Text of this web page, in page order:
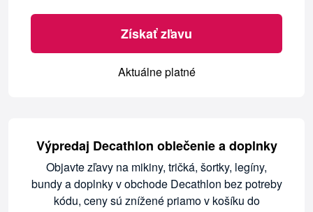
Získať zľavu
Aktuálne platné
Výpredaj Decathlon oblečenie a doplnky
Objavte zľavy na mikiny, tričká, šortky, legíny,
bundy a doplnky v obchode Decathlon bez potreby
kódu, ceny sú znížené priamo v košíku do